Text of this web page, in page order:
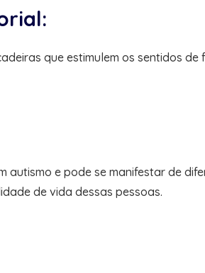
que estimulem os sentidos
e pode se manifestar de
de vida dessas pessoas.